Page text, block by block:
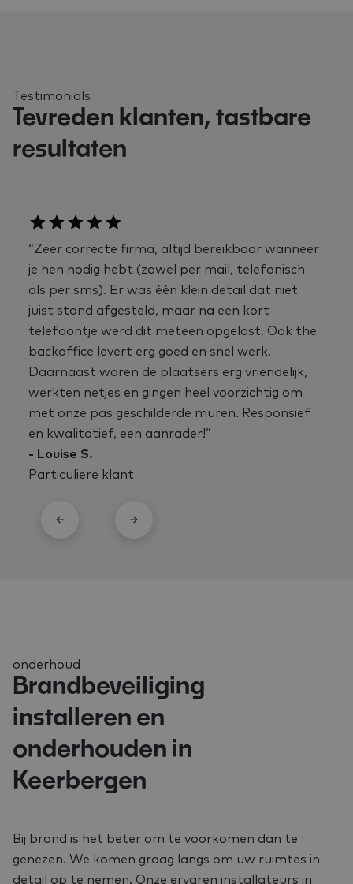
Testimonials
Tevreden klanten, tastbare
resultaten
“Zeer correcte firma, altijd bereikbaar wanneer
je hen nodig hebt (zowel per mail, telefonisch
als per sms). Er was één klein detail dat niet
juist stond afgesteld, maar na een kort
telefoontje werd dit meteen opgelost. Ook the
backoffice levert erg goed en snel werk.
Daarnaast waren de plaatsers erg vriendelijk,
werkten netjes en gingen heel voorzichtig om
met onze pas geschilderde muren. Responsief
en kwalitatief, een aanrader!”
- Louise S.
Particuliere klant
onderhoud
Brandbeveiliging
installeren en
onderhouden in
Keerbergen
Bij brand is het beter om te voorkomen dan te
genezen. We komen graag langs om uw ruimtes in
detail op te nemen. Onze ervaren installateurs in